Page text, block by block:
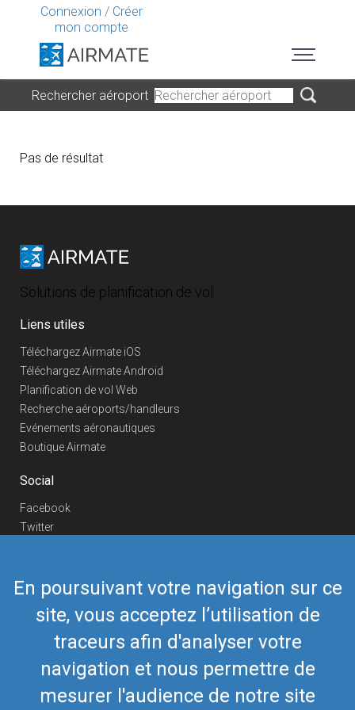
Connexion / Créer
mon compte
En poursuivant votre navigation sur ce
site, vous acceptez l’utilisation de
traceurs afin d'analyser votre
navigation et nous permettre de
mesurer l'audience de notre site
Rechercher aéroport
Pas de résultat
Solutions de planification de vol
Liens utiles
Téléchargez Airmate iOS
Téléchargez Airmate Android
Planification de vol Web
Recherche aéroports/handleurs
Evénements aéronautiques
Boutique Airmate
Social
Facebook
Twitter
Telegram
Nous contacter
Téléphone Europe +352 26441835
Téléphone US/Canada
418-592-8862
airmate@airmate.aero
(c) Myriel Aviation SA